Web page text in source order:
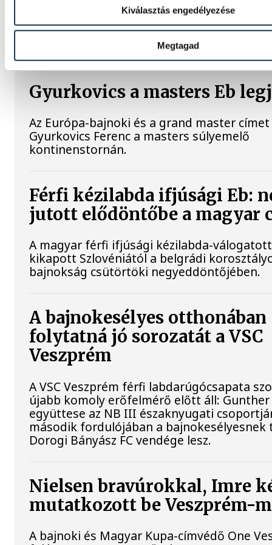
Kiválasztás engedélyezése
Megtagad
Betlehem Dávid aranyérmet nyert
úszók 3 kilométeres kieséses
párizsi Európa-bajnokságon. Rasovszky
Gyurkovics a masters Eb
Az Európa-bajnoki és a grand master
Gyurkovics Ferenc a masters súlyemelő
kontinenstornán.
Férfi kézilabda ifjúsági Eb:
jutott elődöntőbe a magyar
A magyar férfi ifjúsági kézilabda-
kikapott Szlovéniától a belgrádi
bajnokság csütörtöki negyeddöntőjében.
A bajnokesélyes otthonában
folytatná jó sorozatát a VSC
Veszprém
A VSC Veszprém férfi labdarúgócsapata
újabb komoly erőfelmérő előtt áll:
együttese az NB III északnyugati
második fordulójában a
Dorogi Bányász FC vendége lesz.
Nielsen bravúrokkal, Imre
mutatkozott be Veszprém-
A bajnoki és Magyar Kupa-címvédő One